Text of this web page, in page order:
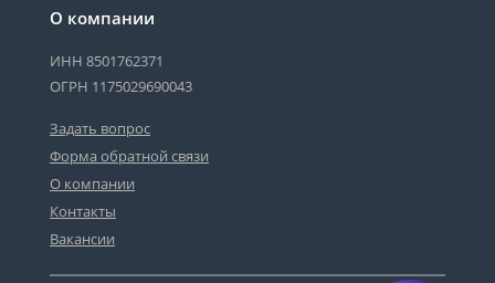
О компании
ИНН 8501762371
ОГРН 1175029690043
Задать вопрос
Форма обратной связи
О компании
Контакты
Вакансии